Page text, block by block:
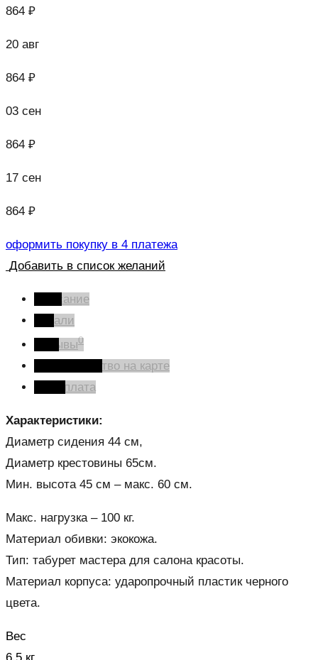
864 ₽
20 авг
864 ₽
03 сен
864 ₽
17 сен
864 ₽
оформить покупку в 4 платежа
Добавить в список желаний
Описание
Детали
Отзывы0
Производство на карте
Оплата
Характеристики:
Диаметр сидения 44 см,
Диаметр крестовины 65см.
Мин. высота 45 см – макс. 60 см.
Макс. нагрузка – 100 кг.
Материал обивки: экокожа.
Тип: табурет мастера для салона красоты.
Материал корпуса: ударопрочный пластик черного
цвета.
Вес
6.5 кг